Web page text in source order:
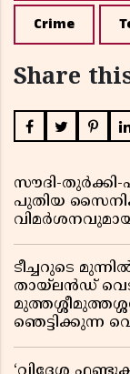
Crime
Share
സൗദി-
പുതിയ സൈനിക
ടീച്ചറുടെ
തായ്‌ലൻഡ്
ഞെട്ടിക്കുന്ന